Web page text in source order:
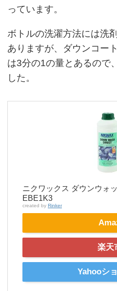
っています。
ボトルの洗濯方法には洗
ありますが、ダウンコー
は3分の1の量とあるので
した。
ニクワックス ダウンウォ
EBE1K3
created by Rinker
楽天
Yahooシ